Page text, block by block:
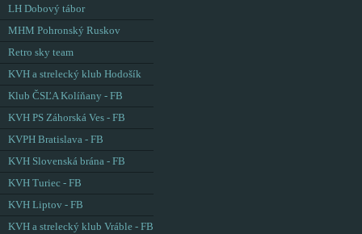
LH Dobový tábor
MHM Pohronský Ruskov
Retro sky team
KVH a strelecký klub Hodošík
Klub ČSĽA Kolíňany - FB
KVH PS Záhorská Ves - FB
KVPH Bratislava - FB
KVH Slovenská brána - FB
KVH Turiec - FB
KVH Liptov - FB
KVH a strelecký klub Vráble - FB